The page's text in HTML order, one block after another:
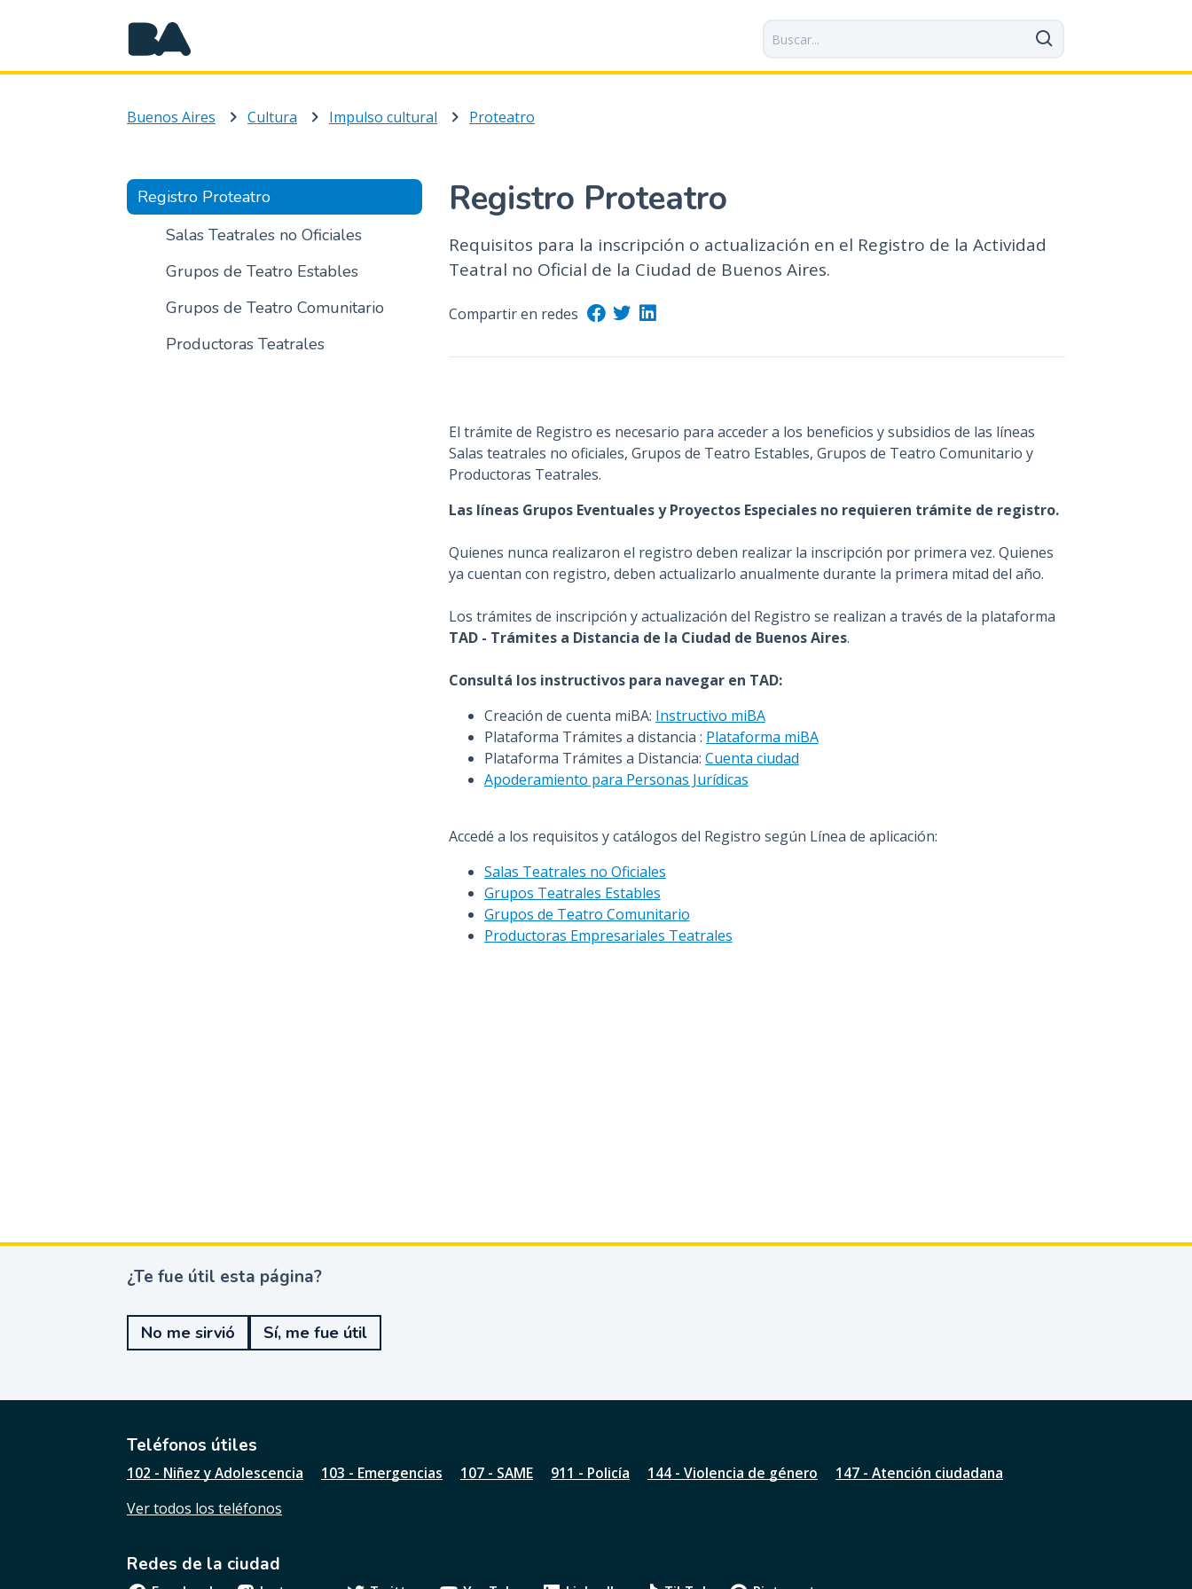
a
o
n
e
n
d
p
c
i
p
Buenos Aires Cultura Impulso cultural Proteatro
Registro Proteatro
Salas Teatrales no Oficiales
Grupos de Teatro Estables
Grupos de Teatro Comunitario
Productoras Teatrales
Registro Proteatro
Requisitos para la inscripción o actualización en el Registro de la Actividad
Teatral no Oficial de la Ciudad de Buenos Aires.
Compartir en redes
El trámite de Registro es necesario para acceder a los beneficios y subsidios de las líneas
Salas teatrales no oficiales, Grupos de Teatro Estables, Grupos de Teatro Comunitario y
Productoras Teatrales.
Las líneas Grupos Eventuales y Proyectos Especiales no requieren trámite de registro.
Quienes nunca realizaron el registro deben realizar la inscripción por primera vez. Quienes
ya cuentan con registro, deben actualizarlo anualmente durante la primera mitad del año.
Los trámites de inscripción y actualización del Registro se realizan a través de la plataforma
TAD - Trámites a Distancia de la Ciudad de Buenos Aires.
Consultá los instructivos para navegar en TAD:
Creación de cuenta miBA: Instructivo miBA
Plataforma Trámites a distancia : Plataforma miBA
Plataforma Trámites a Distancia: Cuenta ciudad
Apoderamiento para Personas Jurídicas
Accedé a los requisitos y catálogos del Registro según Línea de aplicación:
Salas Teatrales no Oficiales
Grupos Teatrales Estables
Grupos de Teatro Comunitario
Productoras Empresariales Teatrales
¿
e
u
t
l
s
a
g
i
¿Te fue útil esta página?
No me sirvió Sí, me fue útil
Teléfonos útiles
102 - Niñez y Adolescencia 103 - Emergencias 107 - SAME 911 - Policía 144 - Violencia de género
147 - Atención ciudadana
Ver todos los teléfonos
Redes de la ciudad